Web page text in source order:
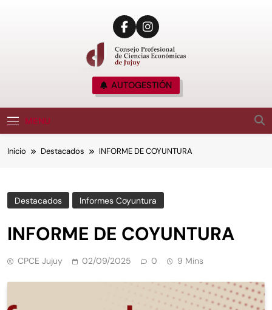
CPCE JUJUY
Consejo Profesional De Ciencias Económicas
De Jujuy, Argentina
AUTOGESTIÓN
MENU
Inicio Destacados INFORME DE COYUNTURA
Destacados Informes Coyuntura
INFORME DE COYUNTURA
CPCE Jujuy 02/09/2025 0 9 Mins